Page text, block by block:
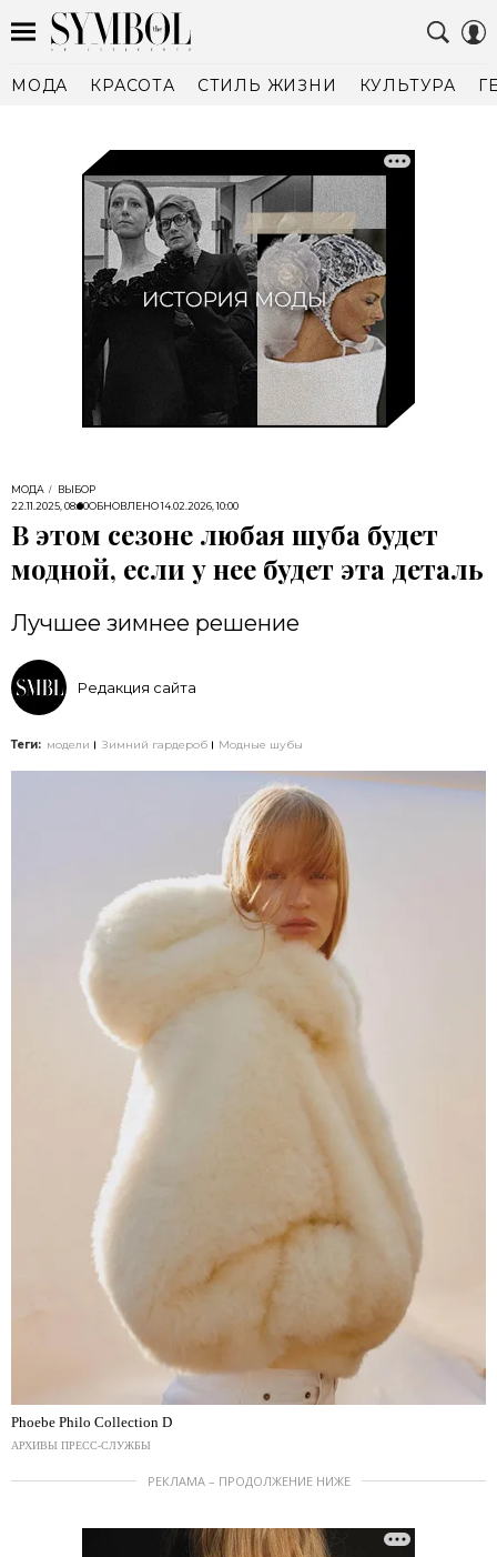
МОДА КРАСОТА СТИЛЬ ЖИЗНИ КУЛЬТУРА
МОДА
ВЫБОР
22.11.2025, 08:00ОБНОВЛЕНО14.02.2026, 10:00
В этом сезоне любая шуба будет
модной, если у нее будет эта деталь
Лучшее зимнее решение
Редакция сайта
Теги: модели Зимний гардероб Модные шубы
Phoebe Philo Collection D
АРХИВЫ ПРЕСС-СЛУЖБЫ
РЕКЛАМА – ПРОДОЛЖЕНИЕ НИЖЕ